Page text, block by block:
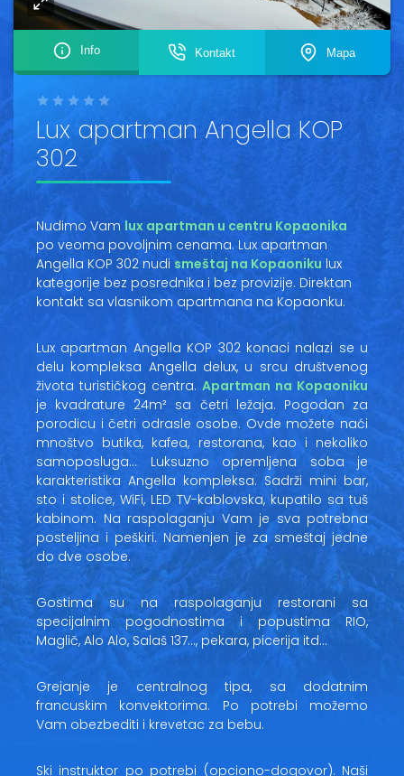
Vesti
Oglasi
Info Kontakt Mapa
+
−Lux apartman Angella KOP
302
Nudimo Vamlux apartman u centru Kopaonika
po veoma povoljnim cenama. Lux apartman
Angella KOP 302 nudismeštaj na Kopaoniku lux
kategorije bez posrednika i bez provizije. Direktan
kontakt sa vlasnikom apartmana na Kopaonku.
Lux apartman Angella KOP 302 konaci nalazi se u
delu kompleksa Angella delux, u srcu društvenog
života turističkog centra. Apartman na Kopaoniku
je kvadrature 24m² sa četri ležaja. Pogodan za
porodicu i četri odrasle osobe. Ovde možete naći
mnoštvo butika, kafea, restorana, kao i nekoliko
samoposluga… Luksuzno opremljena soba je
karakteristika Angella kompleksa. Sadrži mini bar,
sto i stolice, WiFi, LED TV-kablovska, kupatilo sa tuš
kabinom. Na raspolaganju Vam je sva potrebna
posteljina i peškiri. Namenjen je za smeštaj jedne
do dve osobe.
Gostima su na raspolaganju restorani sa
specijalnim pogodnostima i popustima RIO,
Maglič, Alo Alo, Salaš 137…, pekara, picerija itd…
Grejanje je centralnog tipa, sa dodatnim
francuskim konvektorima. Po potrebi možemo
Vam obezbediti i krevetac za bebu.
Ski instruktor po potrebi (opciono-dogovor). Naši